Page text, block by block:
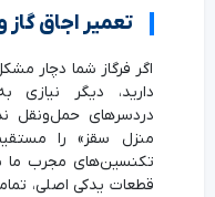
تعمیر اجاق گاز
اگر فرگاز شما دچار
دارید، دیگر
دردسرهای حمل‌ونقل
منزل سقز» را
تکنسین‌های مجرب ما با
قطعات یدکی اصلی،